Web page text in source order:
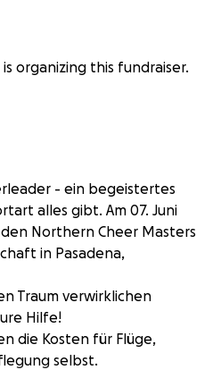
organizing this fundraiser.
- ein begeistertes
alles gibt. Am 07. Juni
Northern Cheer Masters
in Pasadena,
Traum verwirklichen
Hilfe!
die Kosten für Flüge,
selbst.